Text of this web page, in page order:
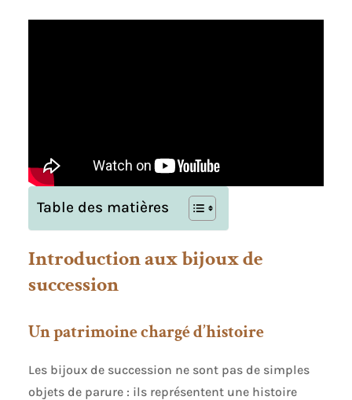
Table des matières
Introduction aux bijoux de
succession
Un patrimoine chargé d’histoire
Les bijoux de succession ne sont pas de simples
objets de parure : ils représentent une histoire